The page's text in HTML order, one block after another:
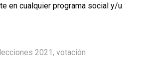
en cualquier programa social y/u
2021, votación